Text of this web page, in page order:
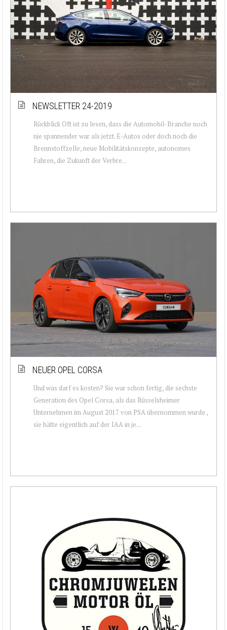
NEWSLETTER 24-2019
Rückblick Oft ist zu lesen, dass die Automobil-Branche noch
nie spannender war als jetzt. E-Autos oder doch noch die
Brennstoffzelle, neue Mobilitätskonzepte, autonomes
Fahren, die Zukunft der Verbre...
NEUER OPEL CORSA
Und was darf es kosten? Sie war schon fertig, die sechste
Generation des Opel Corsa, als das Rüsselsheimer
Unternehmen im August 2017 von PSA übernommen wurde ,
sie hätte eigentlich auf der IAA in je...